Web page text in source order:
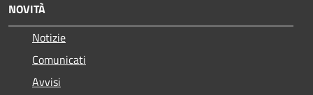
NOVITÀ
Notizie
Comunicati
Avvisi